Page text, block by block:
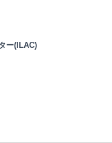
ー(ILAC)